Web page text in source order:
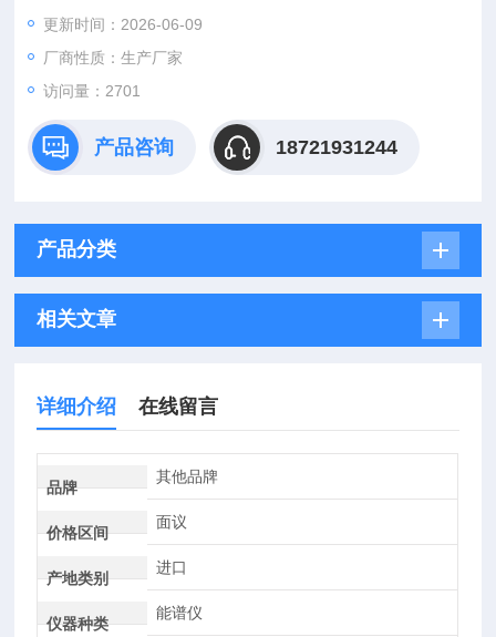
事故调查、环境辐射监测、海关及边境控制非法放射物质运输
等。
更新时间：2026-06-09
厂商性质：生产厂家
访问量：2701
产品咨询 18721931244
产品分类
相关文章
详细介绍 在线留言
品牌
其他品牌
价格区间
面议
产地类别
进口
仪器种类
能谱仪